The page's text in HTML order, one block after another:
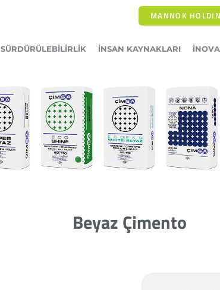
MANNOK
SÜRDÜRÜLEBILIRLIK İNSAN KAYNAKLARI
Beyaz Çimento